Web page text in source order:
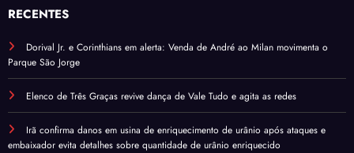
RECENTES
Dorival Jr. e Corinthians em alerta: Venda de André ao Milan movimenta o
Parque São Jorge
Elenco de Três Graças revive dança de Vale Tudo e agita as redes
Irã confirma danos em usina de enriquecimento de urânio após ataques e
embaixador evita detalhes sobre quantidade de urânio enriquecido